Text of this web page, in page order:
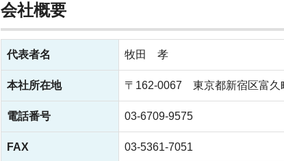
会社概要
代表者名 牧田 孝
本社所在地 〒162-0067 東京都新宿区富久
電話番号 03-6709-9575
FAX 03-5361-7051